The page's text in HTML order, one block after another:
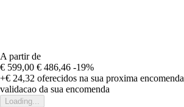
A partir de
€ 599,00 € 486,46 -19%
+€ 24,32 oferecidos na sua proxima encomenda
validacao da sua encomenda
Loading...